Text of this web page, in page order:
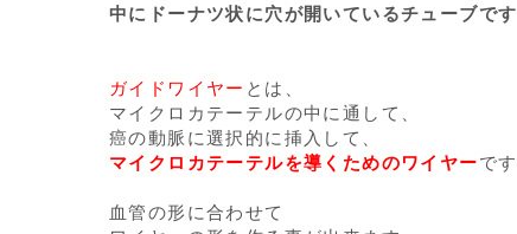
中にドーナツ状に穴が開いているチューブです
ガイドワイヤー とは、
マイクロカテーテルの中に通して、
癌の動脈に選択的に挿入して、
マイクロカテーテルを導くためのワイヤーです
血管の形に合わせて